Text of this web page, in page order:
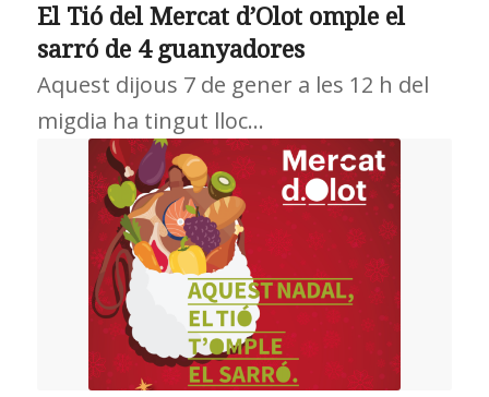
El Tió del Mercat d’Olot omple el
sarró de 4 guanyadores
Aquest dijous 7 de gener a les 12 h del
migdia ha tingut lloc…